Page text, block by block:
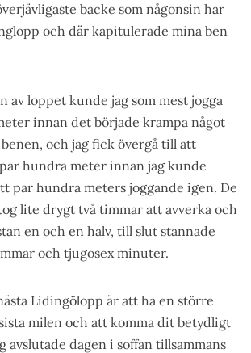
backe som någonsin har
och där kapitulerade mina ben
av loppet kunde jag som mest jogga
innan det började krampa något
och jag fick övergå till att
hundra meter innan jag kunde
par hundra meters joggande igen. De
lite drygt två timmar att avverka och
en och en halv, till slut stannade
och tjugosex minuter.
Lidingölopp är att ha en större
milen och att komma dit betydligt
avslutade dagen i soffan tillsammans